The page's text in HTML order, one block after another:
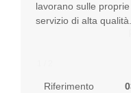
lavorano sulle
servizio di alta qualità.
Riferimento